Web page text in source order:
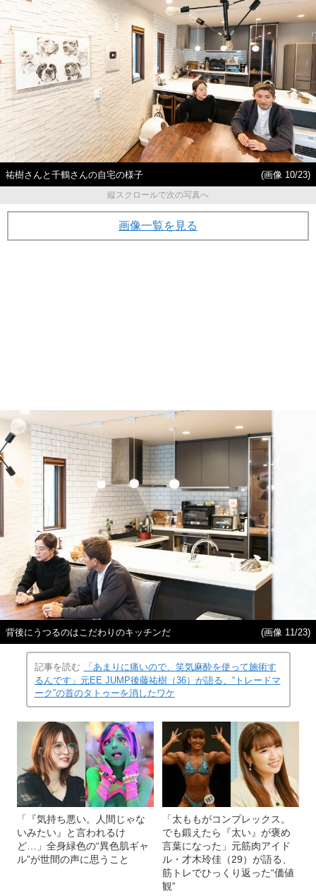
祐樹さんと千鶴さんの自宅の様子
(画像 10/23)
縦スクロールで次の写真へ
画像一覧を見る
背後にうつるのはこだわりのキッチンだ (画像 11/23)
記事を読む
「あまりに痛いので、笑気麻酔を使って施術す
るんです」元EE JUMP後藤祐樹（36）が語る、“トレードマ
ーク”の首のタトゥーを消したワケ
「『気持ち悪い。人間じゃな
いみたい』と言われるけ
ど…」全身緑色の“異色肌ギャ
ル”が世間の声に思うこと
「太ももがコンプレックス。
でも鍛えたら『太い』が褒め
言葉になった」元筋肉アイド
ル・才木玲佳（29）が語る、
筋トレでひっくり返った“価値
観”